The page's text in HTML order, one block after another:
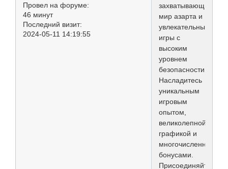
Провел на форуме:
46 минут
Последний визит:
2024-05-11 14:19:55
захватывающий
мир азарта и
увлекательные
игры с
высоким
уровнем
безопасности.
Насладитесь
уникальным
игровым
опытом,
великолепной
графикой и
многочисленными
бонусами.
Присоединяйтесь